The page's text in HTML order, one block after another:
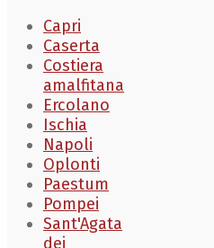
Capri
Caserta
Costiera
amalfitana
Ercolano
Ischia
Napoli
Oplonti
Paestum
Pompei
Sant'Agata
dei